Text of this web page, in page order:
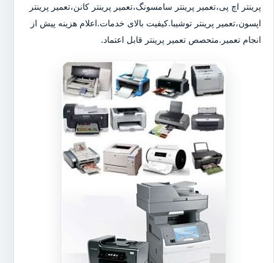
پرینتر اچ پی،تعمیر پرینتر سامسونگ،تعمیر پرینتر کانن،تعمیر پرینتر
اپسون،تعمیر پرینتر توشیبا.کیفیت بالای خدمات.اعلام هزینه پیش از
انجام تعمیر.متحصص تعمیر پرینتر قابل اعتماد.